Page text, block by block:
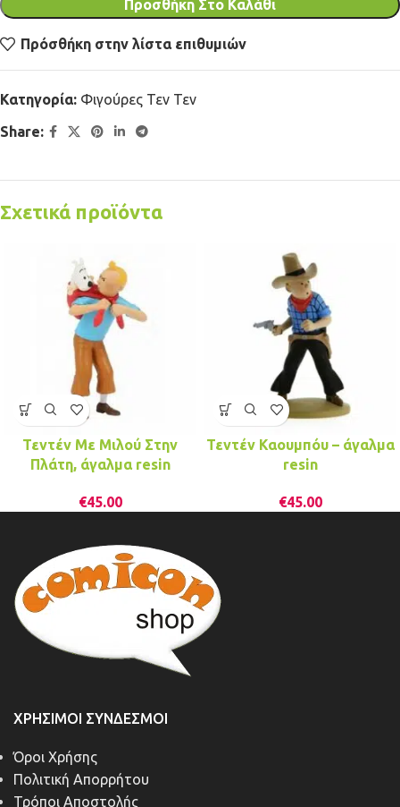
Προσθήκη Στο Καλάθι
Πρόσθήκη στην λίστα επιθυμιών
Κατηγορία: Φιγούρες Τεν Τεν
Share:
Σχετικά προϊόντα
Τεντέν Με Μιλού Στην
Πλάτη, άγαλμα resin
€45.00
Τεντέν Καουμπόυ – άγαλμα
resin
€45.00
ΧΡΉΣΙΜΟΙ ΣΎΝΔΕΣΜΟΙ
Όροι Χρήσης
Πολιτική Απορρήτου
Τρόποι Αποστολής